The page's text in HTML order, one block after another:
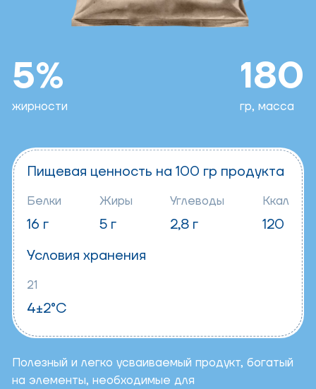
5%
жирности
180
гр, масса
Пищевая ценность на 100 гр продукта
Белки
16 г
Жиры
5 г
Углеводы
2,8 г
Ккал
120
Условия хранения
21
4±2°C
Полезный и легко усваиваемый продукт, богатый
на элементы, необходимые для